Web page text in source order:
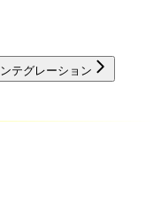
テグレーション